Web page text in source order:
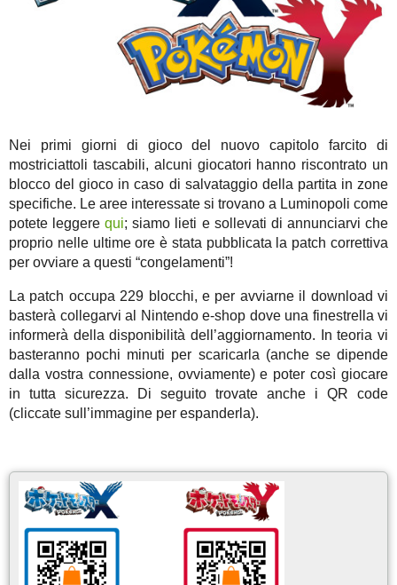
Nei primi giorni di gioco del nuovo capitolo farcito di
mostriciattoli tascabili, alcuni giocatori hanno riscontrato un
blocco del gioco in caso di salvataggio della partita in zone
specifiche. Le aree interessate si trovano a Luminopoli come
potete leggerequi; siamo lieti e sollevati di annunciarvi che
proprio nelle ultime ore è stata pubblicata la patch correttiva
per ovviare a questi “congelamenti”!
La patch occupa 229 blocchi, e per avviarne il download vi
basterà collegarvi al Nintendo e-shop dove una finestrella vi
informerà della disponibilità dell’aggiornamento. In teoria vi
basteranno pochi minuti per scaricarla (anche se dipende
dalla vostra connessione, ovviamente) e poter così giocare
in tutta sicurezza. Di seguito trovate anche i QR code
(cliccate sull’immagine per espanderla).